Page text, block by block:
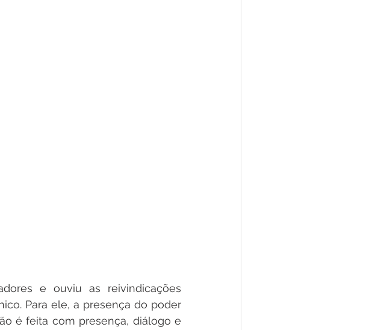
e ouviu as reivindicações
Para ele, a presença do poder
é feita com presença, diálogo e